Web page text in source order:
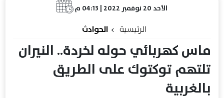
الأحد 20 نوفمبر 2022 | 04:13 م
الرئيسية الحوادث
ماس كهربائي حوله لخردة.. النيران
تلتهم توكتوك على الطريق
بالغربية